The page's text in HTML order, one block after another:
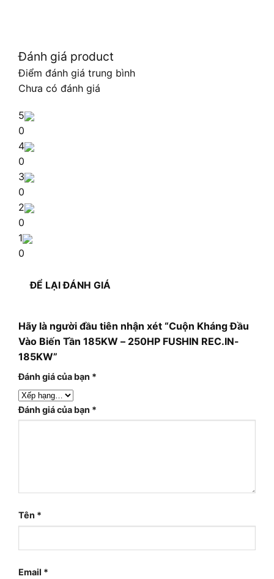
Đánh giá product
Điểm đánh giá trung bình
Chưa có đánh giá
5
0
4
0
3
0
2
0
1
0
ĐỂ LẠI ĐÁNH GIÁ
Hãy là người đầu tiên nhận xét “Cuộn Kháng Đầu
Vào Biến Tần 185KW – 250HP FUSHIN REC.IN-
185KW”
Đánh giá của bạn *
Đánh giá của bạn *
Tên *
Email *